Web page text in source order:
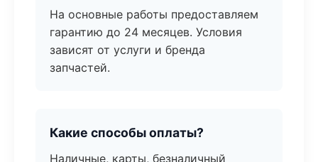
На основные работы предоставляем
гарантию до 24 месяцев. Условия
зависят от услуги и бренда
запчастей.
Какие способы оплаты?
Наличные, карты, безналичный